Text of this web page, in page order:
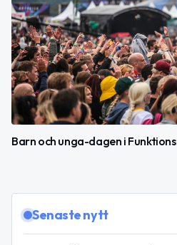
Barn och unga-dagen i
Senaste nytt